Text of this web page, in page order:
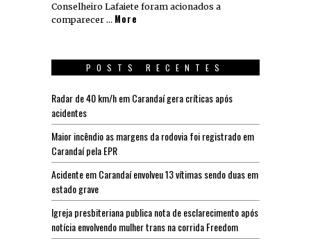
Conselheiro Lafaiete foram acionados a
comparecer … More
POSTS RECENTES
Radar de 40 km/h em Carandaí gera críticas após
acidentes
Maior incêndio as margens da rodovia foi registrado em
Carandaí pela EPR
Acidente em Carandaí envolveu 13 vítimas sendo duas em
estado grave
Igreja presbiteriana publica nota de esclarecimento após
notícia envolvendo mulher trans na corrida Freedom